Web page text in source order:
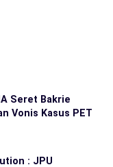
Seret Bakrie
Vonis Kasus PET
: JPU